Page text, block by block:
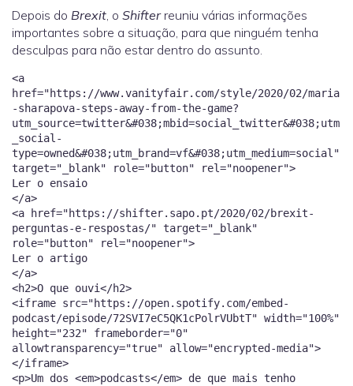
Depois do Brexit, o Shifterreuniu várias informações
importantes sobre a situação, para que ninguém tenha
desculpas para não estar dentro do assunto.
<a
href="https://www.vanityfair.com/style/2020/02/maria
-sharapova-steps-away-from-the-game?
utm_source=twitter&#038;mbid=social_twitter&#038;utm
_social-
type=owned&#038;utm_brand=vf&#038;utm_medium=social"
target="_blank" role="button" rel="noopener">
Ler o ensaio
</a>
<a href="https://shifter.sapo.pt/2020/02/brexit-
perguntas-e-respostas/" target="_blank"
role="button" rel="noopener">
Ler o artigo
</a>
<h2>O que ouvi</h2>
<iframe src="https://open.spotify.com/embed-
podcast/episode/72SVI7eC5QK1cPolrVUbtT" width="100%"
height="232" frameborder="0"
allowtransparency="true" allow="encrypted-media">
</iframe>
<p>Um dos <em>podcasts</em> de que mais tenho